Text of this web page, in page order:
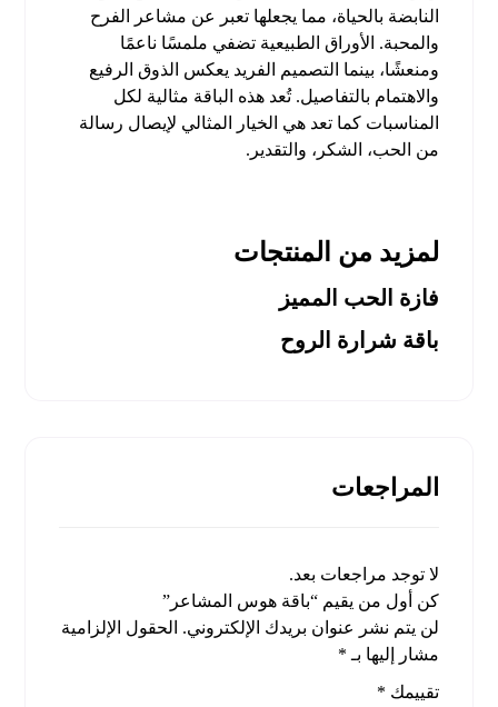
النابضة بالحياة، مما يجعلها تعبر عن مشاعر الفرح
والمحبة. الأوراق الطبيعية تضفي ملمسًا ناعمًا
ومنعشًا، بينما التصميم الفريد يعكس الذوق الرفيع
والاهتمام بالتفاصيل. تُعد هذه الباقة مثالية لكل
المناسبات كما تعد هي الخيار المثالي لإيصال رسالة
من الحب، الشكر، والتقدير.
لمزيد من المنتجات
فازة الحب المميز
باقة شرارة الروح
المراجعات
لا توجد مراجعات بعد.
كن أول من يقيم “باقة هوس المشاعر”
لن يتم نشر عنوان بريدك الإلكتروني. الحقول الإلزامية
مشار إليها بـ *
تقييمك *